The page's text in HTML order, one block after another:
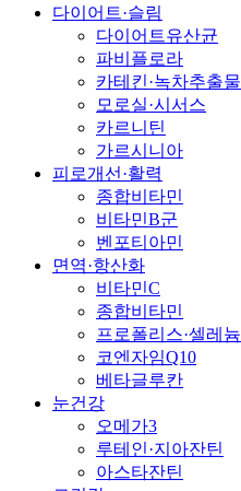
다이어트·슬림
다이어트유산균
파비플로라
카테킨·녹차추출물
모로실·시서스
카르니틴
가르시니아
피로개선·활력
종합비타민
비타민B군
벤포티아민
면역·항산화
비타민C
종합비타민
프로폴리스·셀레늄
코엔자임Q10
베타글루칸
눈건강
오메가3
루테인·지아잔틴
아스타잔틴